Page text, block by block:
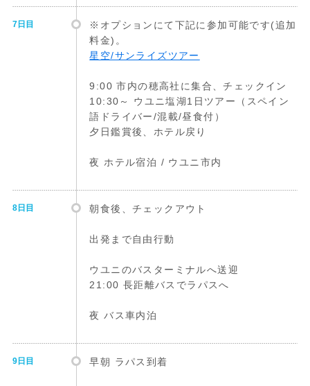
7日目
※オプションにて下記に参加可能です(追加
料金)。
星空/サンライズツアー
9:00 市内の穂高社に集合、チェックイン
10:30～ ウユニ塩湖1日ツアー（スペイン
語ドライバー/混載/昼食付）
夕日鑑賞後、ホテル戻り
夜 ホテル宿泊 / ウユニ市内
8日目 朝食後、チェックアウト
出発まで自由行動
ウユニのバスターミナルへ送迎
21:00 長距離バスでラパスへ
夜 バス車内泊
9日目 早朝 ラパス到着